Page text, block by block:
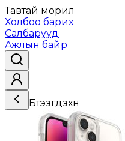
Тавтай морил
Холбоо барих
Салбарууд
Ажлын байр
Бүтээгдэхүүн